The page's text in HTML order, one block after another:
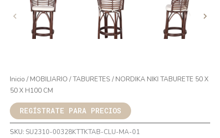
Inicio / MOBILIARIO /TABURETES / NORDIKA NIKI TABURETE 50 X
50 X H100 CM
REGÍSTRATE PARA PRECIOS
SKU: SU2310-00328KTTKTAB-CLU-MA-01